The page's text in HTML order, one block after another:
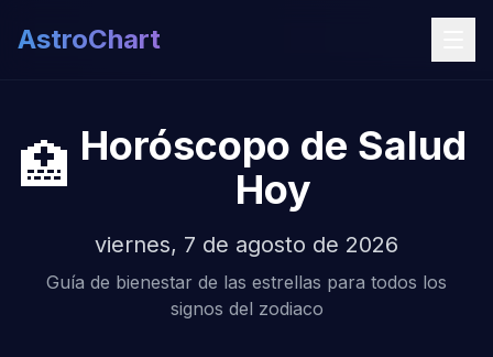
AstroChart
🏥 Horóscopo de Salud
Hoy
viernes, 7 de agosto de 2026
Guía de bienestar de las estrellas para todos los
signos del zodiaco